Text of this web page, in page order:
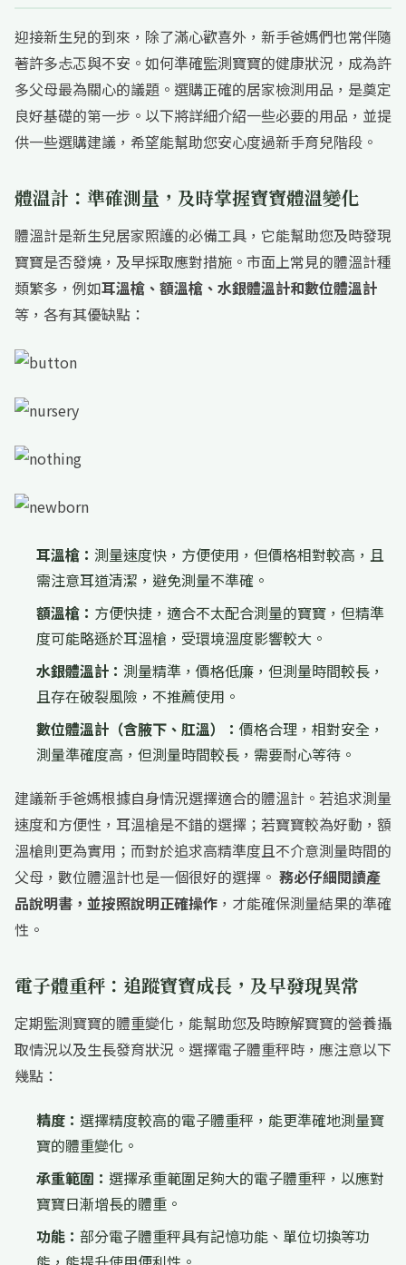
迎接新生兒的到來，除了滿心歡喜外，新手爸媽們也常伴隨
著許多忐忑與不安。如何準確監測寶寶的健康狀況，成為許
多父母最為關心的議題。選購正確的居家檢測用品，是奠定
良好基礎的第一步。以下將詳細介紹一些必要的用品，並提
供一些選購建議，希望能幫助您安心度過新手育兒階段。
體溫計：準確測量，及時掌握寶寶體溫變化
體溫計是新生兒居家照護的必備工具，它能幫助您及時發現
寶寶是否發燒，及早採取應對措施。市面上常見的體溫計種
類繁多，例如耳溫槍、額溫槍、水銀體溫計和數位體溫計
等，各有其優缺點：
耳溫槍： 測量速度快，方便使用，但價格相對較高，且
需注意耳道清潔，避免測量不準確。
額溫槍： 方便快捷，適合不太配合測量的寶寶，但精準
度可能略遜於耳溫槍，受環境溫度影響較大。
水銀體溫計： 測量精準，價格低廉，但測量時間較長，
且存在破裂風險，不推薦使用。
數位體溫計（含腋下、肛溫）： 價格合理，相對安全，
測量準確度高，但測量時間較長，需要耐心等待。
建議新手爸媽根據自身情況選擇適合的體溫計。若追求測量
速度和方便性，耳溫槍是不錯的選擇；若寶寶較為好動，額
溫槍則更為實用；而對於追求高精準度且不介意測量時間的
父母，數位體溫計也是一個很好的選擇。 務必仔細閱讀產
品說明書，並按照說明正確操作 ，才能確保測量結果的準確
性。
電子體重秤：追蹤寶寶成長，及早發現異常
定期監測寶寶的體重變化，能幫助您及時瞭解寶寶的營養攝
取情況以及生長發育狀況。選擇電子體重秤時，應注意以下
幾點：
精度： 選擇精度較高的電子體重秤，能更準確地測量寶
寶的體重變化。
承重範圍： 選擇承重範圍足夠大的電子體重秤，以應對
寶寶日漸增長的體重。
功能： 部分電子體重秤具有記憶功能、單位切換等功